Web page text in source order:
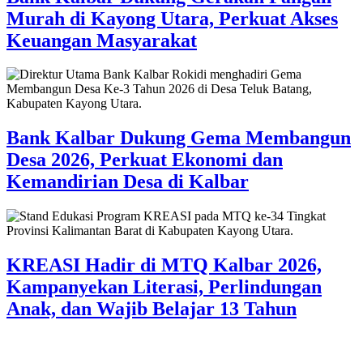
Murah di Kayong Utara, Perkuat Akses
Keuangan Masyarakat
Bank Kalbar Dukung Gema Membangun
Desa 2026, Perkuat Ekonomi dan
Kemandirian Desa di Kalbar
KREASI Hadir di MTQ Kalbar 2026,
Kampanyekan Literasi, Perlindungan
Anak, dan Wajib Belajar 13 Tahun